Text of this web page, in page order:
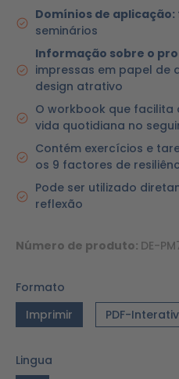
Domínios de aplicação:
seminários
Informação sobre o
impressas em papel de
design atrativo
O workbook que
vida quotidiana no
Contém exercícios e
os 9 factores de
Pode ser utilizado
reflexão
Número de produto: DE-
Formato
Imprimir
PDF-
Lingua